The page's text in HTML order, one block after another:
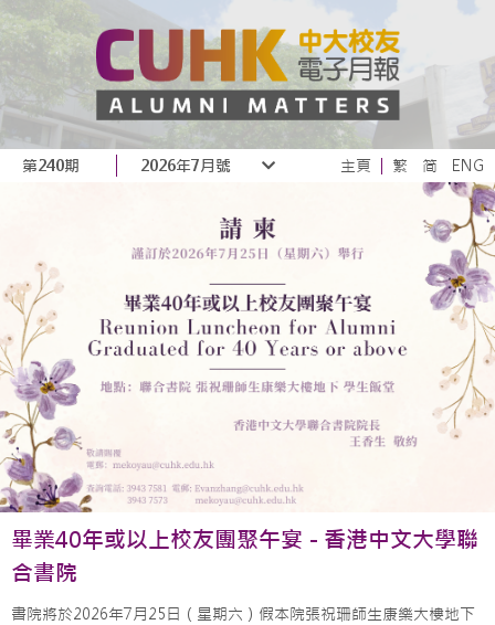
第240期 2026年7月號 主頁 繁 简 ENG
畢業40年或以上校友團聚午宴 - 香港中文大學聯
合書院
書院將於2026年7月25日（星期六）假本院張祝珊師生康樂大樓地下